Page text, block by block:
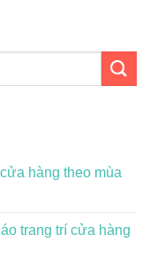
hàng theo mùa
trang trí cửa hàng